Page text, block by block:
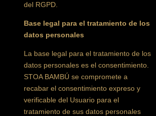
del RGPD.
Base legal para el tratamiento de los
datos personales
La base legal para el tratamiento de los
datos personales es el consentimiento.
STOA BAMBÚ se compromete a
recabar el consentimiento expreso y
verificable del Usuario para el
tratamiento de sus datos personales